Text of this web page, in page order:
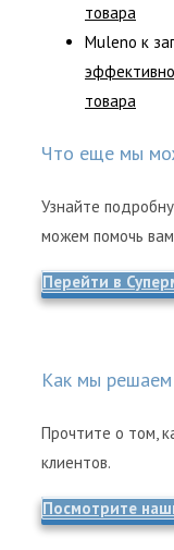
товара
Muleno к
товара
Что еще мы
Узнайте
можем помочь
Перейти в
Как мы решаем
Прочтите о том,
клиентов.
Посмотрите